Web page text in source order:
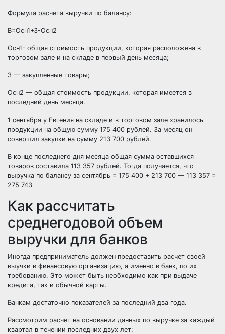
Формула расчета выручки по балансу:
В=Осн1+З-Осн2
Осн1- общая стоимость продукции, которая расположена в
торговом зале и на складе в первый день месяца;
3 — закупленные товары;
Осн2 — общая стоимость продукции, которая имеется в
последний день месяца.
1 сентября у Евгения на складе и в торговом зале хранилось
продукции на общую сумму 175 400 рублей. За месяц он
совершил закупки на сумму 213 700 рублей.
В конце последнего дня месяца общая сумма оставшихся
товаров составила 113 357 рублей. Тогда получается, что
выручка по балансу за сентябрь = 175 400 + 213 700 — 113 357 =
275 743
Как рассчитать
среднегодовой объем
выручки для банков
Иногда предприниматель должен предоставить расчет своей
выучки в финансовую организацию, а именно в банк, по их
требованию. Это может быть необходимо как при выдаче
кредита, так и обычной карты.
Банкам достаточно показателей за последний два года.
Рассмотрим расчет на основании данных по выручке за каждый
квартал в течении последних двух лет: